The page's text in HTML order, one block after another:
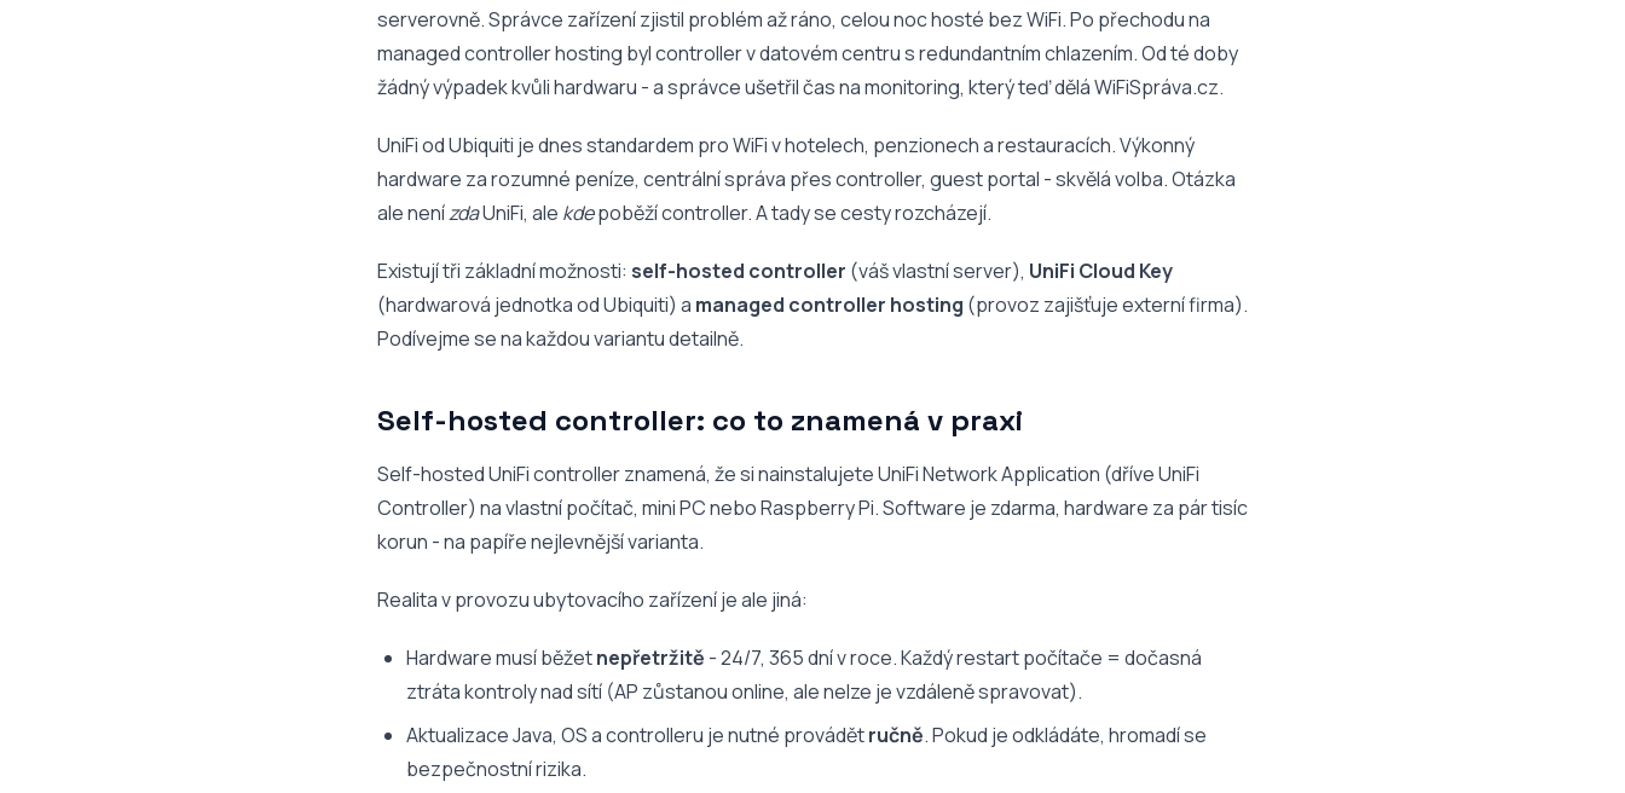
serverovně. Správce zařízení zjistil problém až ráno, celou noc hosté bez WiFi. Po přechodu na
managed controller hosting byl controller v datovém centru s redundantním chlazením. Od té doby
žádný výpadek kvůli hardwaru - a správce ušetřil čas na monitoring, který teď dělá WiFiSpráva.cz.
UniFi od Ubiquiti je dnes standardem pro WiFi v hotelech, penzionech a restauracích. Výkonný
hardware za rozumné peníze, centrální správa přes controller, guest portal - skvělá volba. Otázka
ale nenízdaUniFi, ale kdepoběží controller. A tady se cesty rozcházejí.
Existují tři základní možnosti: self-hosted controller (váš vlastní server), UniFi Cloud Key
(hardwarová jednotka od Ubiquiti) a managed controller hosting (provoz zajišťuje externí firma).
Podívejme se na každou variantu detailně.
Self-hosted controller: co to znamená v praxi
Self-hosted UniFi controller znamená, že si nainstalujete UniFi Network Application (dříve UniFi
Controller) na vlastní počítač, mini PC nebo Raspberry Pi. Software je zdarma, hardware za pár tisíc
korun - na papíře nejlevnější varianta.
Realita v provozu ubytovacího zařízení je ale jiná:
Hardware musí běžetnepřetržitě - 24/7, 365 dní v roce. Každý restart počítače = dočasná
ztráta kontroly nad sítí (AP zůstanou online, ale nelze je vzdáleně spravovat).
Aktualizace Java, OS a controlleru je nutné provádětručně. Pokud je odkládáte, hromadí se
bezpečnostní rizika.